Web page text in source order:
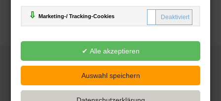
Marketing-/ Tracking-Cookies
Deutsche-Buchhandlung.de
www.deutsche-buchhandlung.de ist ein Angebot der
Powered by Inooga